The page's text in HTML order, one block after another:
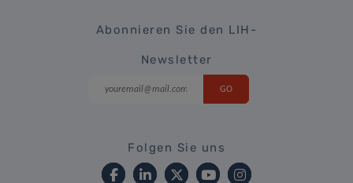
Abonnieren Sie den LIH-
Newsletter
Folgen Sie uns